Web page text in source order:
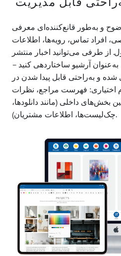
و به‌طور قانع‌کننده‌ای معرفی
افراد تماس، رویه‌ها، اطلاعات
از طرفی می‌توانید اخبار منتشر
آرشیو ساختاردهی کنید –
و به‌راحتی قابل پیدا شدن در
اختیاری: فهرست مراجع، نظرات
بخش‌های داخلی (مانند دانلودها،
چک‌لیست‌ها، اطلاعات مشتریان).